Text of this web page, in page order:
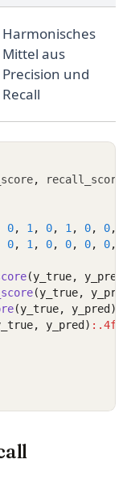
Harmonisches
Mittel aus
Precision und
Recall
, recall_score
0, 1 , 0, 1 , 0, 0,
0, 1 , 0, 0, 0, 0,
(y_true, y_pred)
(y_true, y_pred)
(y_true, y_pred)
y_pred) :.4f